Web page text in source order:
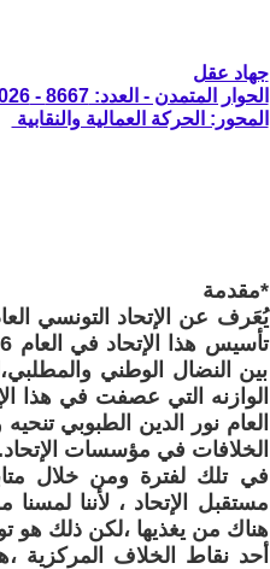
جهاد عقل
الحوار المتمدن - العدد: 8667 - 2026 / 4 / 4 - 22:55
المحور: الحركة العمالية والنقابية
*مقدمة
يُعَرف عن الإتحاد التونسي
بين النضال الوطني
الوازنه التي عصفت في هذا
العام نور الدين الطبوبي
الخلافات في مؤسسات الإتحاد.
في تلك لفترة ومن خلال
مستقبل الإتحاد ، لأننا
هناك من يغذيها ،لكن ذلك هو